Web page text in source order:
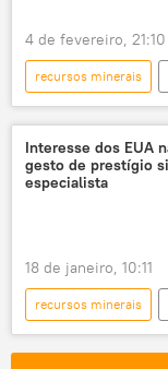
4 de fevereiro, 21:10
recursos minerais
Américas
China
Washington
Interesse dos EUA
gesto de prestígio
especialista
18 de janeiro, 10:11
recursos minerais
Américas